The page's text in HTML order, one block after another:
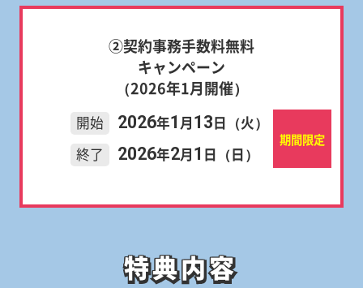
期間限定
②契約事務手数料無料
キャンペーン
（2026年1月開催）
開始 2026年1 月13日（火）
終了
2026年2月1 日（日）
特典内容
特典内容